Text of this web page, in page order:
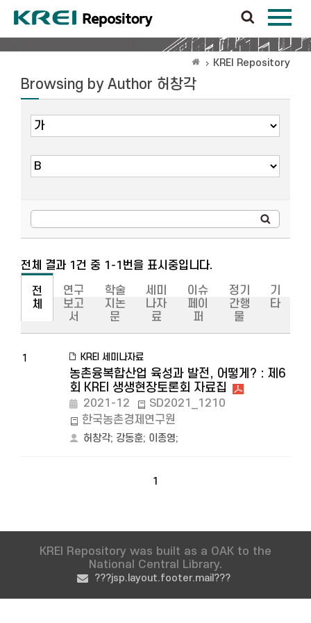
KREI Repository
Browsing by Author 허창각
전체 결과 1건 중 1-1번을 표시중입니다.
전
체
연구
보고
서
학술
지논
문
세미
나자
료
이슈
페이
퍼
정기
간행
물
기
타
1 KREI 세미나자료
농촌융복합산업 육성과 발전, 어떻게? : 제6
회 KREI 생생현장토론회 자료집
2021-12
SD2021_1210
한국농촌경제연구원
허창각; 강동훈; 이종영;
1
KREI Repository was built as a OAK to the
National Central Library.
???jsp.layout.footer.mail???